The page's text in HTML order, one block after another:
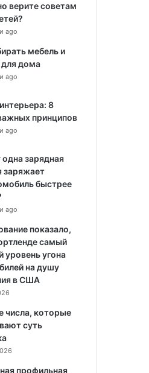
верите советам
ago
мебель и
дома
ago
8
принципов
ago
зарядная
заряжает
быстрее
ago
показало,
самый
уровень угона
на душу
в США
числа, которые
суть
профильная